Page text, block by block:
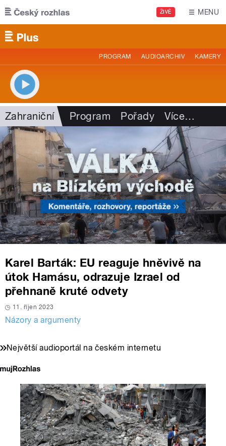
Přejít k hlavnímu obsahu
ŽIVĚ MENU
PROGRAM AUDIOARCHIV KAMERY
Zahraniční Program Pořady Více…
Karel Barták: EU reaguje hněvivě na
útok Hamásu, odrazuje Izrael od
přehnaně kruté odvety
11. říjen 2023
Názory a argumenty
Největší audioportál na českém internetu